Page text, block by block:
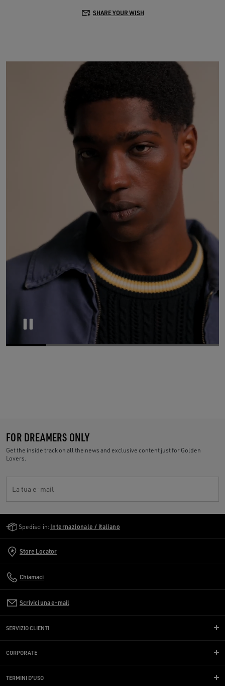
SHARE YOUR WISH
FOR DREAMERS ONLY
Get the inside track on all the news and exclusive content just for Golden
Lovers.
La tua e-mail
Spedisci in: Internazionale / italiano
Store Locator
Chiamaci
Scrivici una e-mail
SERVIZIO CLIENTI
CORPORATE
TERMINI D'USO